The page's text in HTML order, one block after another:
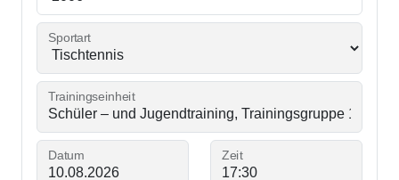
Sportart
Trainingseinheit
Datum Zeit